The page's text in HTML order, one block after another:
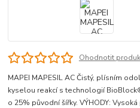
Ohodnotit
MAPEI MAPESIL AC Čistý, plísním
kyselou reakcí s technologií
o 25% původní šířky. VÝHODY: